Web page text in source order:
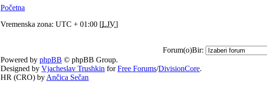
Početna
Vremenska zona: UTC + 01:00 [LJV]
Forum(o)Bir:
Powered by phpBB © phpBB Group.
Designed by Vjacheslav Trushkin forFree Forums/DivisionCore.
HR (CRO) by Ančica Sečan